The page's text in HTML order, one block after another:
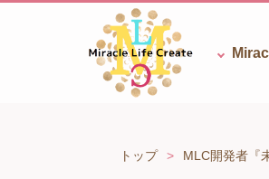
トップ MLC開発者『